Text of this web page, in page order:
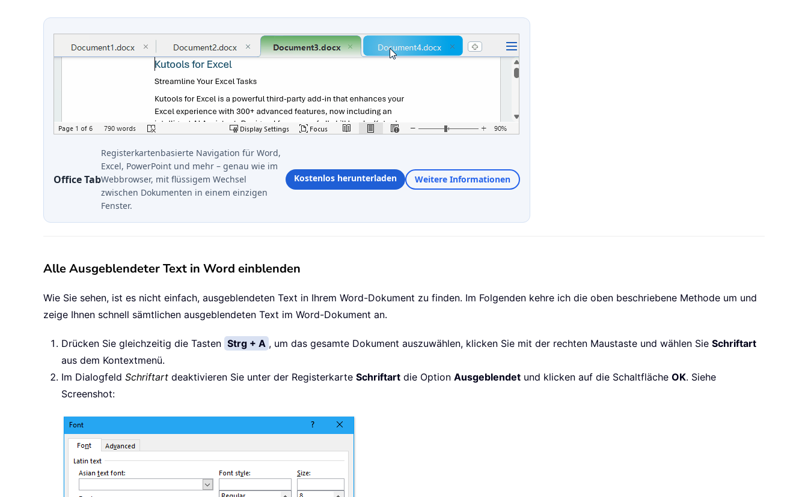
Office Tab
Registerkartenbasierte Navigation für Word,
Excel, PowerPoint und mehr – genau wie im
Webbrowser, mit flüssigem Wechsel
zwischen Dokumenten in einem einzigen
Fenster.
Kostenlos herunterladen Weitere Informationen
Alle Ausgeblendeter Text in Word einblenden
Wie Sie sehen, ist es nicht einfach, ausgeblendeten Text in Ihrem Word-Dokument zu finden. Im Folgenden kehre ich die oben beschriebene Methode um und
zeige Ihnen schnell sämtlichen ausgeblendeten Text im Word-Dokument an.
Drücken Sie gleichzeitig die Tasten Strg + A , um das gesamte Dokument auszuwählen, klicken Sie mit der rechten Maustaste und wählen Sie Schriftart
aus dem Kontextmenü.
Im Dialogfeld Schriftart deaktivieren Sie unter der Registerkarte Schriftart die Option Ausgeblendet und klicken auf die Schaltfläche OK. Siehe
Screenshot: